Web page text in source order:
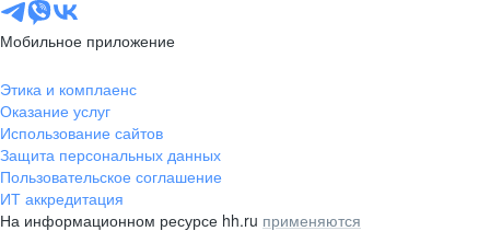
Мобильное приложение
Этика и комплаенс
Оказание услуг
Использование сайтов
Защита персональных данных
Пользовательское соглашение
ИТ аккредитация
На информационном ресурсе hh.ru применяются